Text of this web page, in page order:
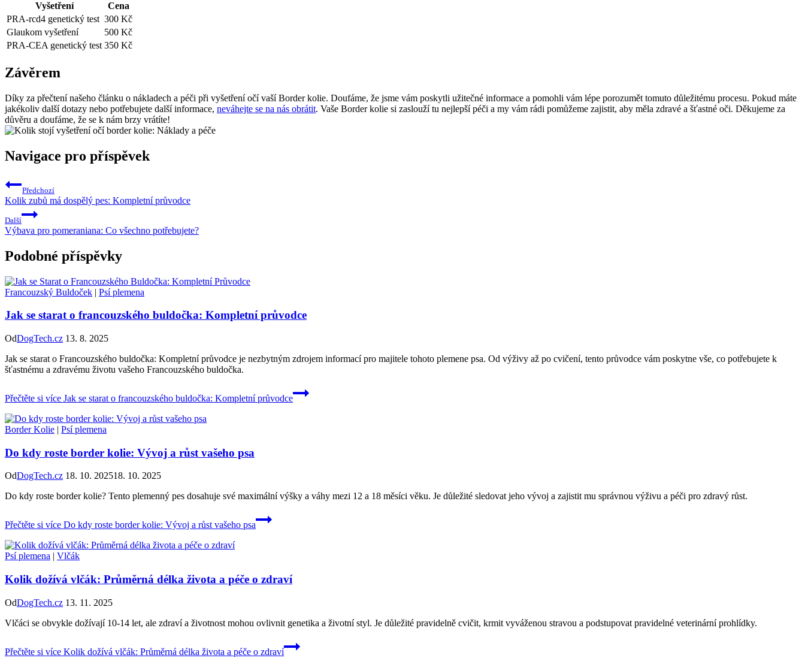
Vyšetření
Cena
PRA-rcd4 genetický test 300 Kč
Glaukom vyšetření
500 Kč
PRA-CEA genetický test 350 Kč
Závěrem
Díky za přečtení našeho článku o nákladech a péči při vyšetření očí vaší Border kolie. Doufáme, že jsme vám poskytli užitečné informace a pomohli vám lépe porozumět tomuto důležitému procesu. Pokud máte
jakékoliv další dotazy nebo potřebujete další informace, neváhejte se na nás obrátit. Vaše Border kolie si zaslouží tu nejlepší péči a my vám rádi pomůžeme zajistit, aby měla zdravé a šťastné oči. Děkujeme za
důvěru a doufáme, že se k nám brzy vrátíte!
Navigace pro příspěvek
Předchozí
Kolik zubů má dospělý pes: Kompletní průvodce
Další
Výbava pro pomeraniana: Co všechno potřebujete?
Podobné příspěvky
Francouzský Buldoček | Psí plemena
Jak se starat o francouzského buldočka: Kompletní průvodce
OdDogTech.cz 13. 8. 2025
Jak se starat o Francouzského buldočka: Kompletní průvodce je nezbytným zdrojem informací pro majitele tohoto plemene psa. Od výživy až po cvičení, tento průvodce vám poskytne vše, co potřebujete k
šťastnému a zdravému životu vašeho Francouzského buldočka.
Přečtěte si více Jak se starat o francouzského buldočka: Kompletní průvodce
Border Kolie | Psí plemena
Do kdy roste border kolie: Vývoj a růst vašeho psa
OdDogTech.cz 18. 10. 202518. 10. 2025
Do kdy roste border kolie? Tento plemenný pes dosahuje své maximální výšky a váhy mezi 12 a 18 měsíci věku. Je důležité sledovat jeho vývoj a zajistit mu správnou výživu a péči pro zdravý růst.
Přečtěte si více Do kdy roste border kolie: Vývoj a růst vašeho psa
Psí plemena | Vlčák
Kolik dožívá vlčák: Průměrná délka života a péče o zdraví
OdDogTech.cz 13. 11. 2025
Vlčáci se obvykle dožívají 10-14 let, ale zdraví a životnost mohou ovlivnit genetika a životní styl. Je důležité pravidelně cvičit, krmit vyváženou stravou a podstupovat pravidelné veterinární prohlídky.
Přečtěte si více Kolik dožívá vlčák: Průměrná délka života a péče o zdraví